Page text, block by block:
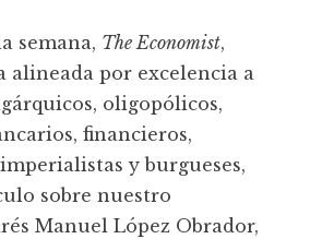
semana, The Economist,
alineada por excelencia a
oligopólicos,
financieros,
y burgueses,
sobre nuestro
Manuel López Obrador,